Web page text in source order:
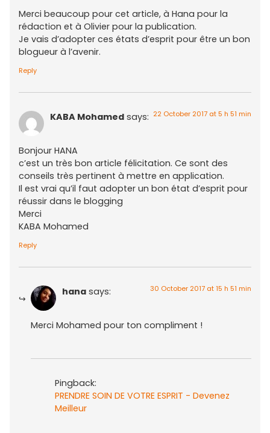
Merci beaucoup pour cet article, à Hana pour la
rédaction et à Olivier pour la publication.
Je vais d’adopter ces états d’esprit pour être un bon
blogueur à l’avenir.
Reply
KABA Mohamed says: 22 October 2017 at 5 h 51 min
Bonjour HANA
c’est un très bon article félicitation. Ce sont des
conseils très pertinent à mettre en application.
Il est vrai qu’il faut adopter un bon état d’esprit pour
réussir dans le blogging
Merci
KABA Mohamed
Reply
hana says: 30 October 2017 at 15 h 51 min
Merci Mohamed pour ton compliment !
Pingback:
PRENDRE SOIN DE VOTRE ESPRIT - Devenez
Meilleur